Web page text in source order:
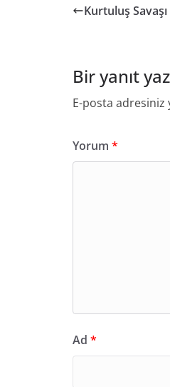
Kurtuluş
Bir yanıt
E-posta adresiniz
Yorum *
Ad *